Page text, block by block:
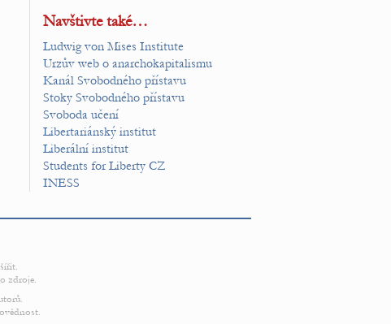
Navštivte také…
Ludwig von Mises Institute
Urzův web o anarchokapitalismu
Kanál Svobodného přístavu
Stoky Svobodného přístavu
Svoboda učení
Libertariánský institut
Liberální institut
Students for Liberty CZ
INESS
zdroje.